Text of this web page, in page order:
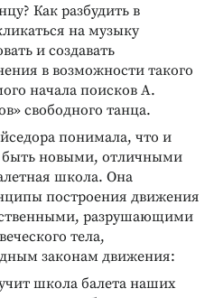
Как разбудить в
на музыку
и создавать
в возможности такого
начала поисков А.
свободного танца.
понимала, что и
новыми, отличными
школа. Она
построения движения
разрушающими
тела,
законам движения:
школа балета наших